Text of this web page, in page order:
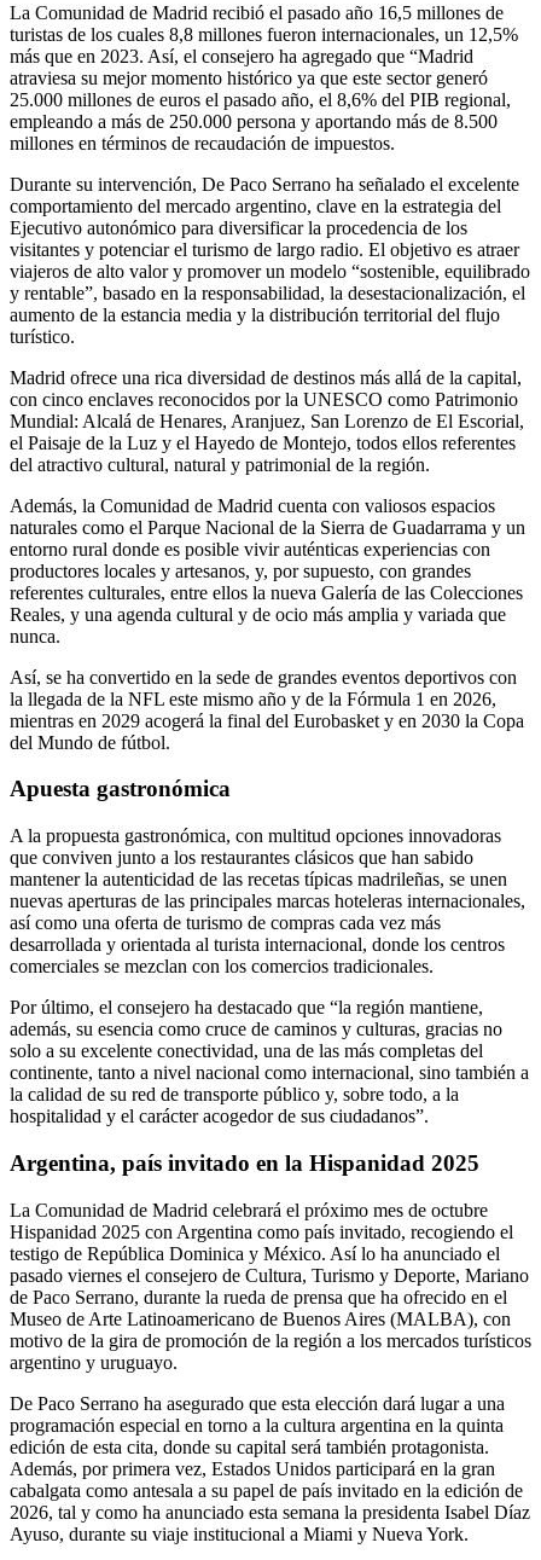
La Comunidad de Madrid recibió el pasado año 16,5 millones de
turistas de los cuales 8,8 millones fueron internacionales, un 12,5%
más que en 2023. Así, el consejero ha agregado que “Madrid
atraviesa su mejor momento histórico ya que este sector generó
25.000 millones de euros el pasado año, el 8,6% del PIB regional,
empleando a más de 250.000 persona y aportando más de 8.500
millones en términos de recaudación de impuestos.
Durante su intervención, De Paco Serrano ha señalado el excelente
comportamiento del mercado argentino, clave en la estrategia del
Ejecutivo autonómico para diversificar la procedencia de los
visitantes y potenciar el turismo de largo radio. El objetivo es atraer
viajeros de alto valor y promover un modelo “sostenible, equilibrado
y rentable”, basado en la responsabilidad, la desestacionalización, el
aumento de la estancia media y la distribución territorial del flujo
turístico.
Madrid ofrece una rica diversidad de destinos más allá de la capital,
con cinco enclaves reconocidos por la UNESCO como Patrimonio
Mundial: Alcalá de Henares, Aranjuez, San Lorenzo de El Escorial,
el Paisaje de la Luz y el Hayedo de Montejo, todos ellos referentes
del atractivo cultural, natural y patrimonial de la región.
Además, la Comunidad de Madrid cuenta con valiosos espacios
naturales como el Parque Nacional de la Sierra de Guadarrama y un
entorno rural donde es posible vivir auténticas experiencias con
productores locales y artesanos, y, por supuesto, con grandes
referentes culturales, entre ellos la nueva Galería de las Colecciones
Reales, y una agenda cultural y de ocio más amplia y variada que
nunca.
Así, se ha convertido en la sede de grandes eventos deportivos con
la llegada de la NFL este mismo año y de la Fórmula 1 en 2026,
mientras en 2029 acogerá la final del Eurobasket y en 2030 la Copa
del Mundo de fútbol.
Apuesta gastronómica
A la propuesta gastronómica, con multitud opciones innovadoras
que conviven junto a los restaurantes clásicos que han sabido
mantener la autenticidad de las recetas típicas madrileñas, se unen
nuevas aperturas de las principales marcas hoteleras internacionales,
así como una oferta de turismo de compras cada vez más
desarrollada y orientada al turista internacional, donde los centros
comerciales se mezclan con los comercios tradicionales.
Por último, el consejero ha destacado que “la región mantiene,
además, su esencia como cruce de caminos y culturas, gracias no
solo a su excelente conectividad, una de las más completas del
continente, tanto a nivel nacional como internacional, sino también a
la calidad de su red de transporte público y, sobre todo, a la
hospitalidad y el carácter acogedor de sus ciudadanos”.
Argentina, país invitado en la Hispanidad 2025
La Comunidad de Madrid celebrará el próximo mes de octubre
Hispanidad 2025 con Argentina como país invitado, recogiendo el
testigo de República Dominica y México. Así lo ha anunciado el
pasado viernes el consejero de Cultura, Turismo y Deporte, Mariano
de Paco Serrano, durante la rueda de prensa que ha ofrecido en el
Museo de Arte Latinoamericano de Buenos Aires (MALBA), con
motivo de la gira de promoción de la región a los mercados turísticos
argentino y uruguayo.
De Paco Serrano ha asegurado que esta elección dará lugar a una
programación especial en torno a la cultura argentina en la quinta
edición de esta cita, donde su capital será también protagonista.
Además, por primera vez, Estados Unidos participará en la gran
cabalgata como antesala a su papel de país invitado en la edición de
2026, tal y como ha anunciado esta semana la presidenta Isabel Díaz
Ayuso, durante su viaje institucional a Miami y Nueva York.